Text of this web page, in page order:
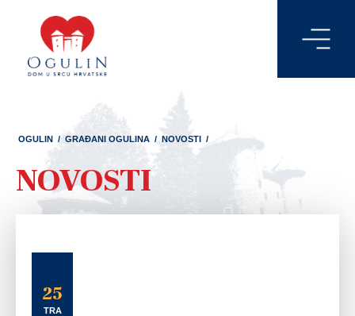
OGULIN / GRAĐANI OGULINA / NOVOSTI /
NOVOSTI
25
TRA